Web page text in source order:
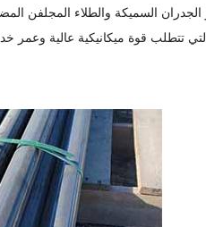
بين مزايا تصميم 80 من الجدول الزمني ذو الجدران
تتطلب قوة ميكانيكية عالية